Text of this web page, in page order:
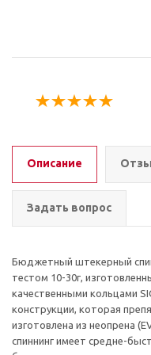
Описание
Задать вопрос
Бюджетный штекерный
тестом 10-30г,
качественными кольцами
конструкции, которая
изготовлена из неопрена
спиннинг имеет средне-